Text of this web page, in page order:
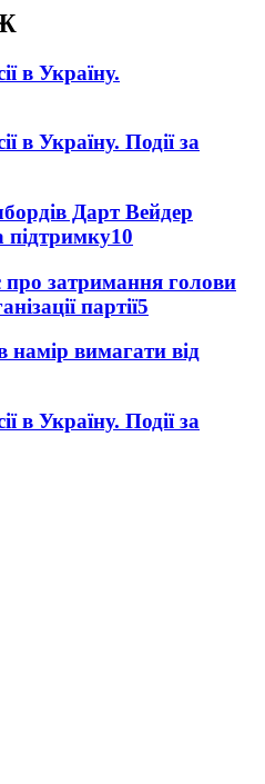
в Україну.
в Україну. Події за
Дарт Вейдер
підтримку10
про затримання голови
партії5
намір вимагати від
в Україну. Події за